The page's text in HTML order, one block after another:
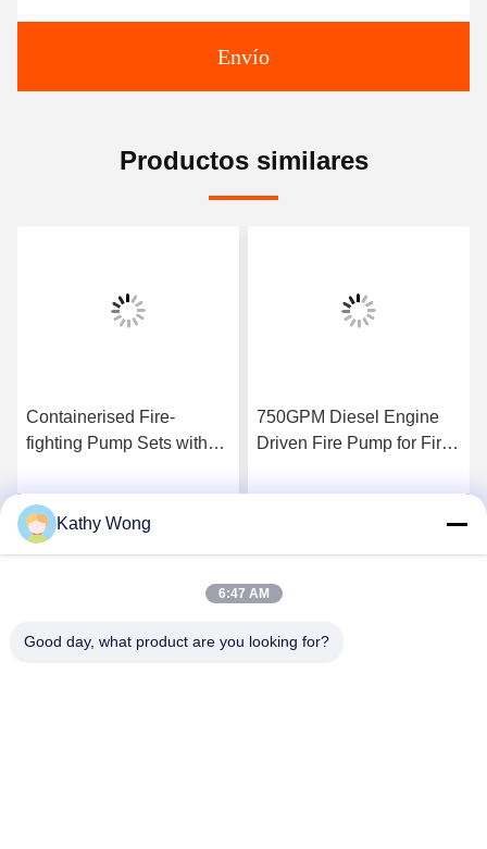
Envío
Productos similares
Containerised Fire-
fighting Pump Sets with
FM NFPA20 Certified
Complete Fire Pump
System
Habla Ahora.
750GPM Diesel Engine
Driven Fire Pump for Fire
manufacturing facility fire
Kathy Wong
6:47 AM
Good day, what product are you looking for?